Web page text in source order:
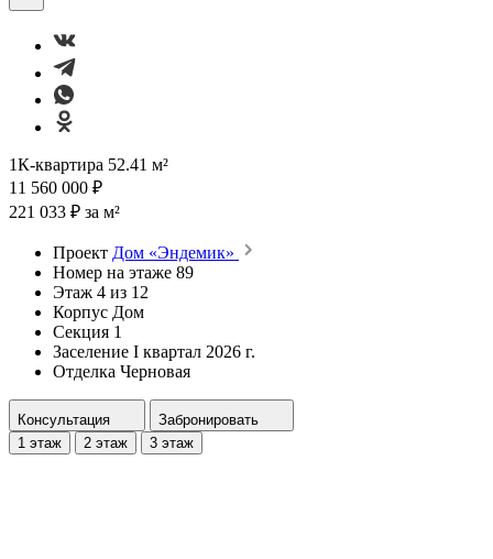
1К-квартира 52.41 м²
11 560 000 ₽
221 033 ₽ за м²
Проект Дом «Эндемик»
Номер на этаже 89
Этаж 4 из 12
Корпус Дом
Секция 1
Заселение I квартал 2026 г.
Отделка Черновая
Консультация
Забронировать
1 этаж
2 этаж 3 этаж